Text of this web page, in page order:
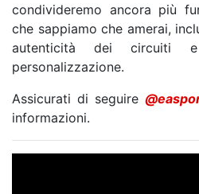
condivideremo ancora più
che sappiamo che amerai,
autenticità dei circuiti
personalizzazione.
Assicurati di seguire
informazioni.